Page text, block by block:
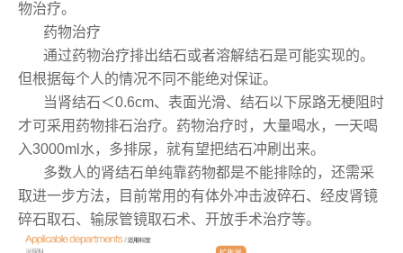
物治疗。
药物治疗
通过药物治疗排出结石或者溶解结石是可能实现的。
但根据每个人的情况不同不能绝对保证。
当肾结石＜0.6cm、表面光滑、结石以下尿路无梗阻时
才可采用药物排石治疗。药物治疗时，大量喝水，一天喝
入3000ml水，多排尿，就有望把结石冲刷出来。
多数人的肾结石单纯靠药物都是不能排除的，还需采
取进一步方法，目前常用的有体外冲击波碎石、经皮肾镜
碎石取石、输尿管镜取石术、开放手术治疗等。